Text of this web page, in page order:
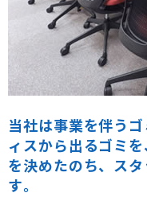
当社は事業を伴う
ィスから出るゴミ
を決めたのち、ス
す。